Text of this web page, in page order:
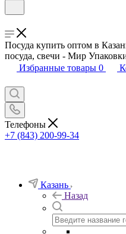
Посуда купить оптом в
посуда, свечи - Мир
Избранные товары 0
Телефоны
+7 (843) 200-99-34
Казань
Назад